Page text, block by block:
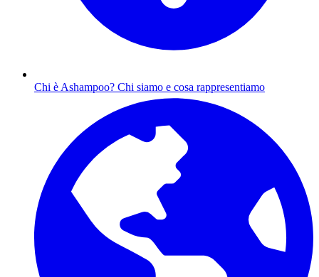
Chi è Ashampoo? Chi siamo e cosa rappresentiamo